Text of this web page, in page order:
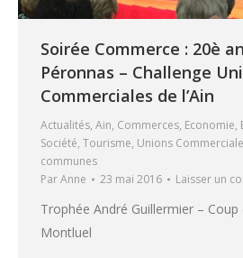
Soirée Commerce : 20è
Péronnas – Challenge
Commerciales de l’Ain
Actualités, Ain, Commerces, Economie,
Société, Tourisme, Unions
communes
ParAnne 23 mai 2016 Laisser un
Trophée André Guillermier –
Montluel